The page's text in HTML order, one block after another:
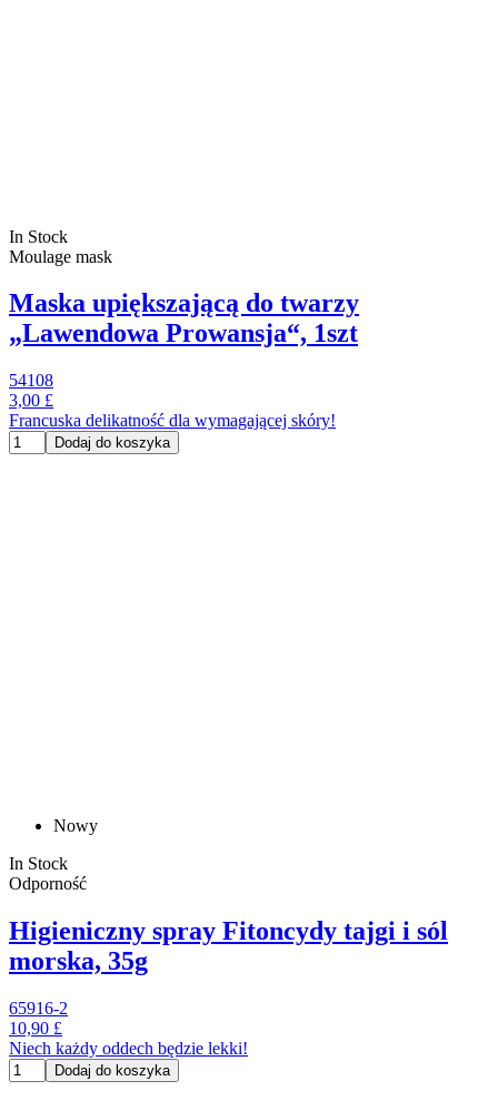
In Stock
Moulage mask
Maska upiększającą do twarzy
„Lawendowa Prowansja“, 1szt
54108
3,00 £
Francuska delikatność dla wymagającej skóry!
Dodaj do koszyka
Nowy
In Stock
Odporność
Higieniczny spray Fitoncydy tajgi i sól
morska, 35g
65916-2
10,90 £
Niech każdy oddech będzie lekki!
Dodaj do koszyka